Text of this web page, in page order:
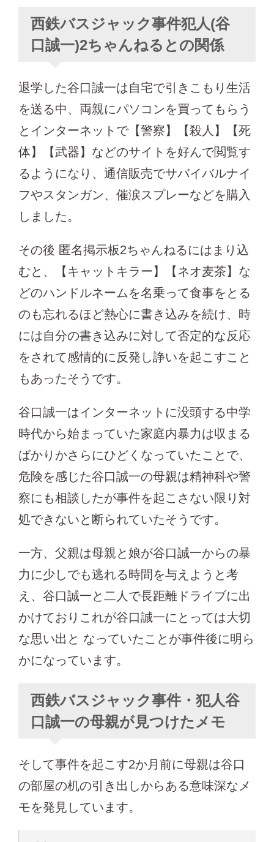
西鉄バスジャック事件犯人(谷
口誠一)2ちゃんねるとの関係
退学した谷口誠一は自宅で引きこもり生活
を送る中、両親にパソコンを買ってもらう
とインターネットで【警察】【殺人】【死
体】【武器】などのサイトを好んで閲覧す
るようになり、通信販売でサバイバルナイ
フやスタンガン、催涙スプレーなどを購入
しました。
その後 匿名掲示板2ちゃんねるにはまり込
むと、【キャットキラー】【ネオ麦茶】な
どのハンドルネームを名乗って食事をとる
のも忘れるほど熱心に書き込みを続け、時
には自分の書き込みに対して否定的な反応
をされて感情的に反発し諍いを起こすこと
もあったそうです。
谷口誠一はインターネットに没頭する中学
時代から始まっていた家庭内暴力は収まる
ばかりかさらにひどくなっていたことで、
危険を感じた谷口誠一の母親は精神科や警
察にも相談したが事件を起こさない限り対
処できないと断られていたそうです。
一方、父親は母親と娘が谷口誠一からの暴
力に少しでも逃れる時間を与えようと考
え、谷口誠一と二人で長距離ドライブに出
かけておりこれが谷口誠一にとっては大切
な思い出と なっていたことが事件後に明ら
かになっています。
西鉄バスジャック事件・犯人谷
口誠一の母親が見つけたメモ
そして事件を起こす2か月前に母親は谷口
の部屋の机の引き出しからある意味深なメ
モを発見しています。